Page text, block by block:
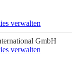
verwalten
GmbH
verwalten